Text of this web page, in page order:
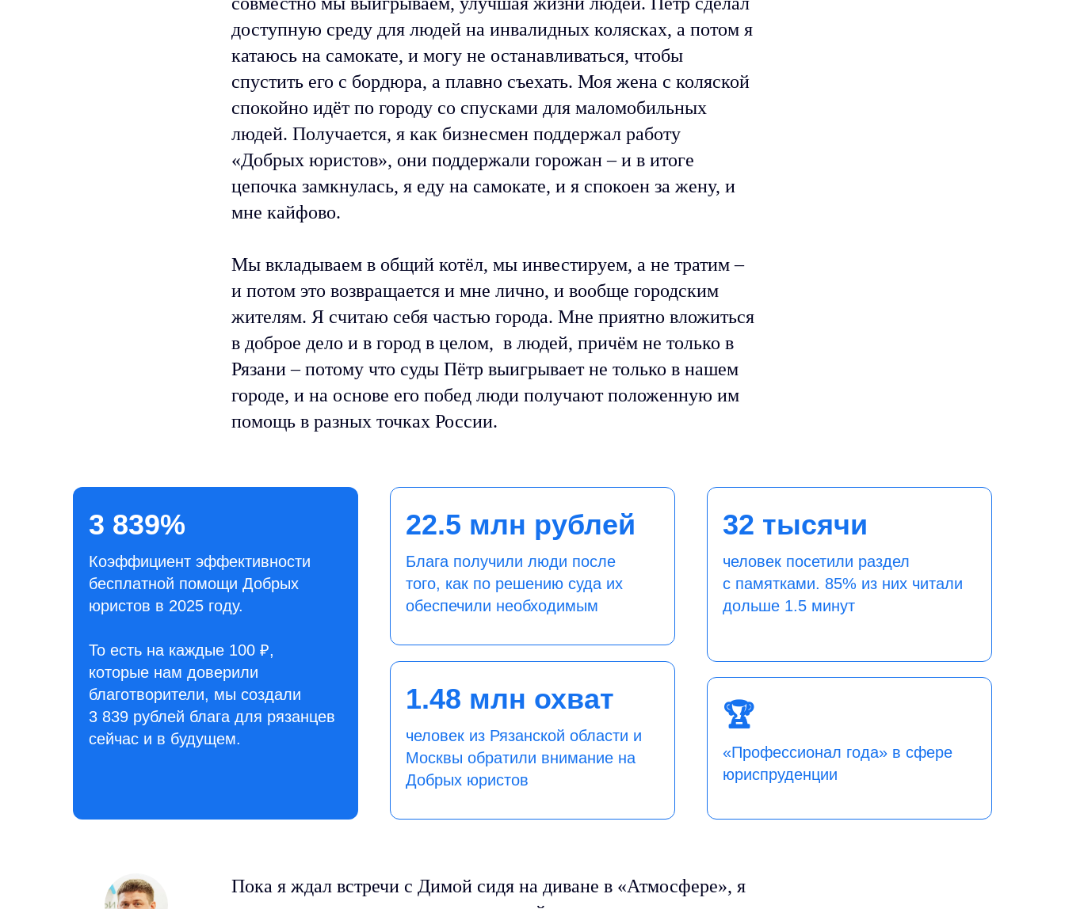
доступную среду для людей на инвалидных колясках, а потом я
катаюсь на самокате, и могу не останавливаться, чтобы
спустить его с бордюра, а плавно съехать. Моя жена с коляской
спокойно идёт по городу со спусками для маломобильных
людей. Получается, я как бизнесмен поддержал работу
«Добрых юристов», они поддержали горожан – и в итоге
цепочка замкнулась, я еду на самокате, и я спокоен за жену, и
мне кайфово.
Мы вкладываем в общий котёл, мы инвестируем, а не тратим –
и потом это возвращается и мне лично, и вообще городским
жителям. Я считаю себя частью города. Мне приятно вложиться
в доброе дело и в город в целом, в людей, причём не только в
Рязани – потому что суды Пётр выигрывает не только в нашем
городе, и на основе его побед люди получают положенную им
помощь в разных точках России.
1.48 млн охват
человек из Рязанской области и
Москвы обратили внимание на
Добрых юристов
22.5 млн рублей
Блага получили люди после
того, как по решению суда их
обеспечили необходимым
3 839%
Коэффициент эффективности
бесплатной помощи Добрых
юристов в 2025 году.
То есть на каждые 100 ₽,
которые нам доверили
благотворители, мы создали
3 839 рублей блага для рязанцев
сейчас и в будущем.
32 тысячи
человек посетили раздел
с памятками. 85% из них читали
дольше 1.5 минут
🏆
«Профессионал года» в сфере
юриспруденции
Пока я ждал встречи с Димой сидя на диване в «Атмосфере», я